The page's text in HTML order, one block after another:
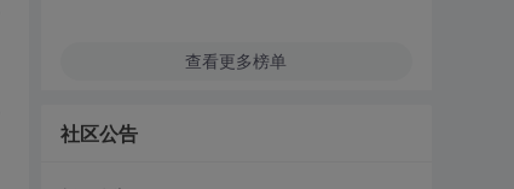
查看更多榜单
社区公告